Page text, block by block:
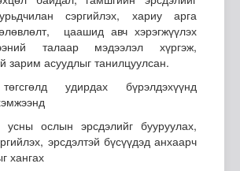
сэргийлэх, хариу арга
цаашид авч хэрэгжүүлэх
талаар мэдээлэл хүргэж,
зарим асуудлыг танилцуулсан.
удирдах бүрэлдэхүүнд
ослын эрсдэлийг бууруулах,
эрсдэлтэй бүсүүдэд анхаарч
хангах